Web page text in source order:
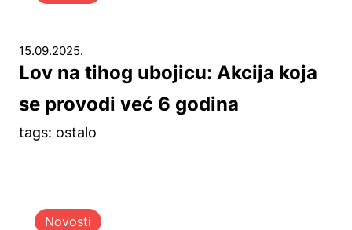
15.09.2025.
Lov na tihog ubojicu: Akcija koja
se provodi već 6 godina
tags: ostalo
Novosti